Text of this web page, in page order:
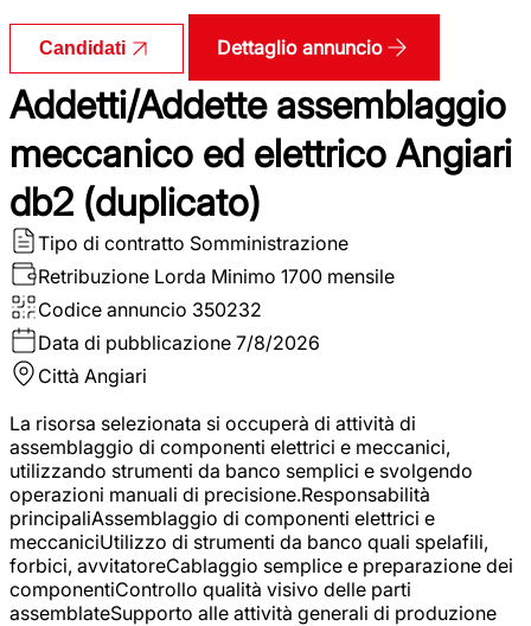
Candidati Dettaglio annuncio
Addetti/Addette assemblaggio
meccanico ed elettrico Angiari
db2 (duplicato)
Tipo di contratto Somministrazione
Retribuzione Lorda Minimo 1700 mensile
Codice annuncio 350232
Data di pubblicazione 7/8/2026
Città Angiari
La risorsa selezionata si occuperà di attività di
assemblaggio di componenti elettrici e meccanici,
utilizzando strumenti da banco semplici e svolgendo
operazioni manuali di precisione.Responsabilità
principaliAssemblaggio di componenti elettrici e
meccaniciUtilizzo di strumenti da banco quali spelafili,
forbici, avvitatoreCablaggio semplice e preparazione dei
componentiControllo qualità visivo delle parti
assemblateSupporto alle attività generali di produzione